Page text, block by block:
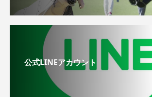
公式LINEアカウント